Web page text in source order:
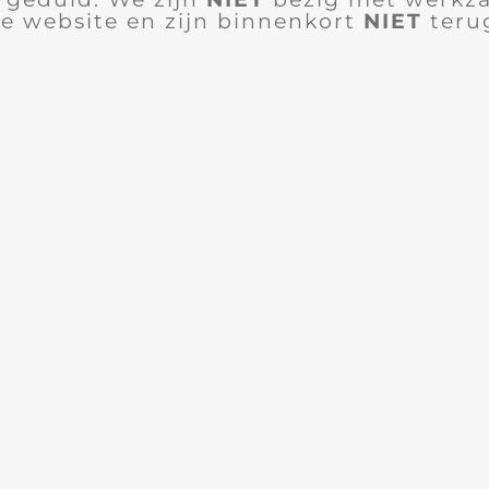
website en zijn binnenkort NIET